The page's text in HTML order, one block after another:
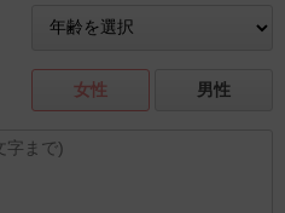
女性 男性